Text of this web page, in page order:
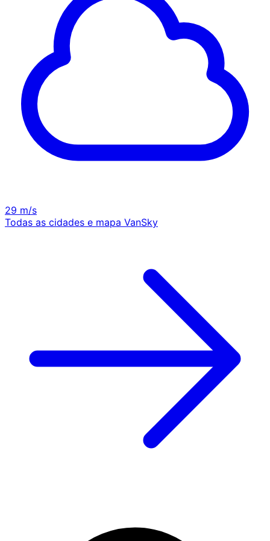
29 m/s
Todas as cidades e mapa VanSky